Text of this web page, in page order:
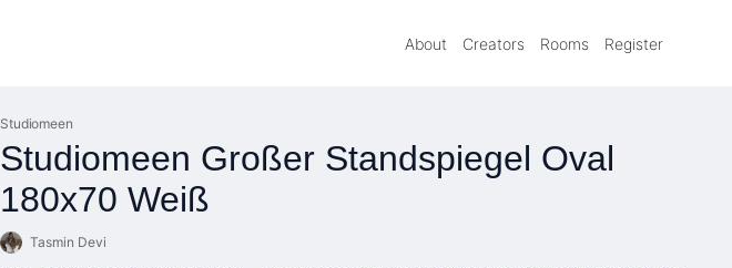
About Creators Rooms Register
Studiomeen
Studiomeen Großer Standspiegel Oval
180x70 Weiß
Tasmin Devi